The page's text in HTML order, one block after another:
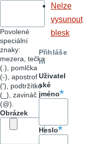
Povolené
speciální
znaky:
mezera, tečka
(.), pomlčka
(-), apostrof
('), podtržítko
(_), zavináč
(@).
Obrázek
Nelze
vysunout
blesk
Přihláše
ní
Uživatel
ské
jméno
Heslo